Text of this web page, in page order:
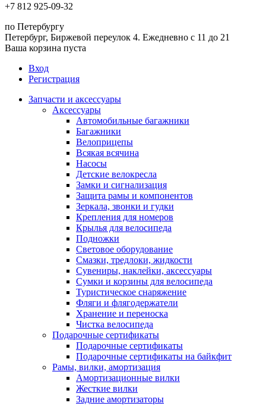
+7 812 925-09-32
по Петербургу
Петербург, Биржевой переулок 4. Ежедневно с 11 до 21
Ваша корзина пуста
Вход
Регистрация
Запчасти и аксессуары
Аксессуары
Автомобильные багажники
Багажники
Велоприцепы
Всякая всячина
Насосы
Детские велокресла
Замки и сигнализация
Защита рамы и компонентов
Зеркала, звонки и гудки
Крепления для номеров
Крылья для велосипеда
Подножки
Световое оборудование
Смазки, тредлоки, жидкости
Сувениры, наклейки, аксессуары
Сумки и корзины для велосипеда
Туристическое снаряжение
Фляги и флягодержатели
Хранение и переноска
Чистка велосипеда
Подарочные сертификаты
Подарочные сертификаты
Подарочные сертификаты на байкфит
Рамы, вилки, амортизация
Амортизационные вилки
Жесткие вилки
Задние амортизаторы